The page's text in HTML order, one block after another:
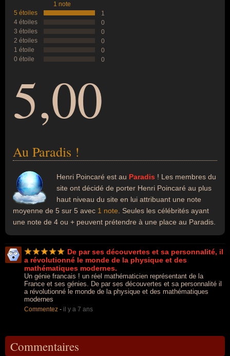
1 note
5 étoiles
1
4 étoiles
0
3 étoiles
0
2 étoiles
0
1 étoile
0
0 étoile
0
5,00
Au Paradis !
Henri Poincaré est au Paradis ! Les membres du
site ont décidé de porter Henri Poincaré au plus
haut niveau du site en lui attribuant une note
moyenne de 5 sur 5 avec 1 note . Seules les célébrités ayant
une note de 4 ou + peuvent prétendre à une place au Paradis.
De par ses découvertes et sa personnalité, il
a révolutionné le monde de la physique et des
mathématiques modernes.
Un génie francais ! un réel mathématicien représentant de la
France et ses génies. De par ses découvertes et sa personnalité il
a révolutionné le monde de la physique et des mathématiques
modernes
Commentez - il y a 7 ans
Commentaires